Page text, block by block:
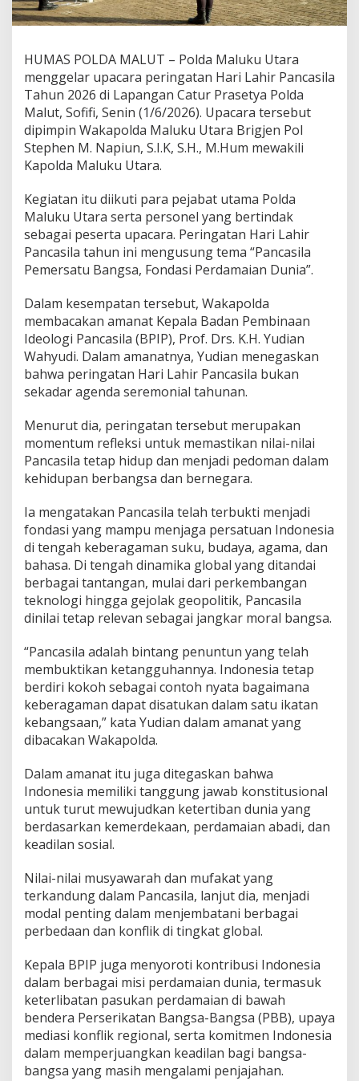
a
s
a
d
i
P
o
l
d
a
a
l
u
t
,
G
e
e
r
a
s
M
u
a
D
a
j
k
H
d
u
p
k
a
n
i
l
a
i
K
e
b
n
g
s
a
a
HUMAS POLDA MALUT – Polda Maluku Utara
menggelar upacara peringatan Hari Lahir Pancasila
Tahun 2026 di Lapangan Catur Prasetya Polda
Malut, Sofifi, Senin (1/6/2026). Upacara tersebut
dipimpin Wakapolda Maluku Utara Brigjen Pol
Stephen M. Napiun, S.I.K, S.H., M.Hum mewakili
Kapolda Maluku Utara.
Kegiatan itu diikuti para pejabat utama Polda
Maluku Utara serta personel yang bertindak
sebagai peserta upacara. Peringatan Hari Lahir
Pancasila tahun ini mengusung tema “Pancasila
Pemersatu Bangsa, Fondasi Perdamaian Dunia”.
Dalam kesempatan tersebut, Wakapolda
membacakan amanat Kepala Badan Pembinaan
Ideologi Pancasila (BPIP), Prof. Drs. K.H. Yudian
Wahyudi. Dalam amanatnya, Yudian menegaskan
bahwa peringatan Hari Lahir Pancasila bukan
sekadar agenda seremonial tahunan.
Menurut dia, peringatan tersebut merupakan
momentum refleksi untuk memastikan nilai-nilai
Pancasila tetap hidup dan menjadi pedoman dalam
kehidupan berbangsa dan bernegara.
Ia mengatakan Pancasila telah terbukti menjadi
fondasi yang mampu menjaga persatuan Indonesia
di tengah keberagaman suku, budaya, agama, dan
bahasa. Di tengah dinamika global yang ditandai
berbagai tantangan, mulai dari perkembangan
teknologi hingga gejolak geopolitik, Pancasila
dinilai tetap relevan sebagai jangkar moral bangsa.
“Pancasila adalah bintang penuntun yang telah
membuktikan ketangguhannya. Indonesia tetap
berdiri kokoh sebagai contoh nyata bagaimana
keberagaman dapat disatukan dalam satu ikatan
kebangsaan,” kata Yudian dalam amanat yang
dibacakan Wakapolda.
Dalam amanat itu juga ditegaskan bahwa
Indonesia memiliki tanggung jawab konstitusional
untuk turut mewujudkan ketertiban dunia yang
berdasarkan kemerdekaan, perdamaian abadi, dan
keadilan sosial.
Nilai-nilai musyawarah dan mufakat yang
terkandung dalam Pancasila, lanjut dia, menjadi
modal penting dalam menjembatani berbagai
perbedaan dan konflik di tingkat global.
Kepala BPIP juga menyoroti kontribusi Indonesia
dalam berbagai misi perdamaian dunia, termasuk
keterlibatan pasukan perdamaian di bawah
bendera Perserikatan Bangsa-Bangsa (PBB), upaya
mediasi konflik regional, serta komitmen Indonesia
dalam memperjuangkan keadilan bagi bangsa-
bangsa yang masih mengalami penjajahan.